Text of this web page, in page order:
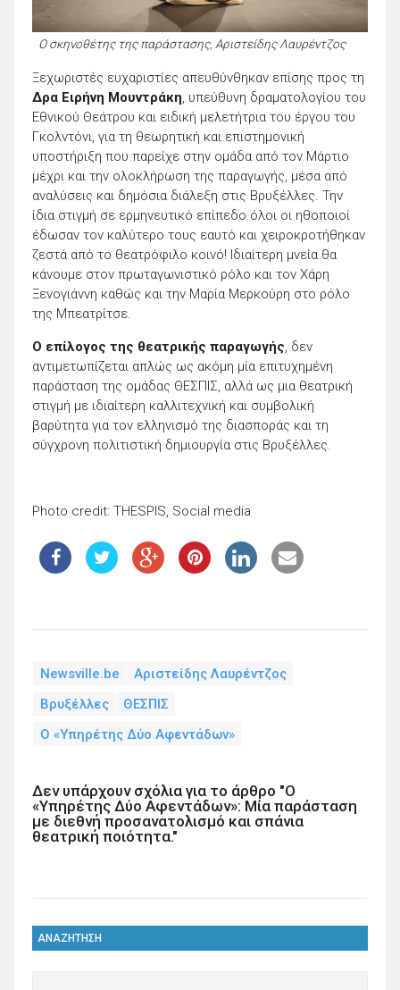
O σκηνοθέτης της παράστασης, Αριστείδης Λαυρέντζος
Ξεχωριστές ευχαριστίες απευθύνθηκαν επίσης προς τη
Δρα Ειρήνη Μουντράκη, υπεύθυνη δραματολογίου του
Εθνικού Θεάτρου και ειδική μελετήτρια του έργου του
Γκολντόνι, για τη θεωρητική και επιστημονική
υποστήριξη που παρείχε στην ομάδα από τον Μάρτιο
μέχρι και την ολοκλήρωση της παραγωγής, μέσα από
αναλύσεις και δημόσια διάλεξη στις Βρυξέλλες. Την
ίδια στιγμή σε ερμηνευτικό επίπεδο όλοι οι ηθοποιοί
έδωσαν τον καλύτερο τους εαυτό και χειροκροτήθηκαν
ζεστά από το θεατρόφιλο κοινό! Ιδιαίτερη μνεία θα
κάνουμε στον πρωταγωνιστικό ρόλο και τον Χάρη
Ξενογιάννη καθώς και την Μαρία Μερκούρη στο ρόλο
της Μπεατρίτσε.
Ο επίλογος της θεατρικής παραγωγής, δεν
αντιμετωπίζεται απλώς ως ακόμη μία επιτυχημένη
παράσταση της ομάδας ΘΕΣΠΙΣ, αλλά ως μια θεατρική
στιγμή με ιδιαίτερη καλλιτεχνική και συμβολική
βαρύτητα για τον ελληνισμό της διασποράς και τη
σύγχρονη πολιτιστική δημιουργία στις Βρυξέλλες.
Photo credit: THESPIS, Social media
Newsville.be
Αριστείδης Λαυρέντζος
Βρυξέλλες
ΘΕΣΠΙΣ
Ο «Υπηρέτης Δύο Αφεντάδων»
Δεν υπάρχουν σχόλια για το άρθρο "Ο
«Υπηρέτης Δύο Αφεντάδων»: Μία παράσταση
με διεθνή προσανατολισμό και σπάνια
θεατρική ποιότητα."
ΑΝΑΖΗΤΗΣΗ